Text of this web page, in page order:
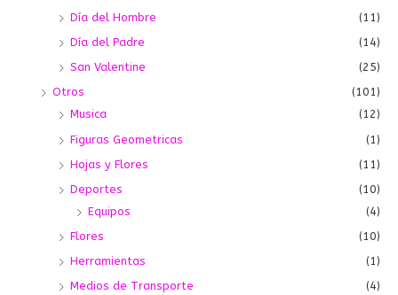
Día del Hombre
(11)
Día del Padre
(14)
San Valentine
(25)
Otros
(101)
Musica
(12)
Figuras Geometricas
(1)
Hojas y Flores
(11)
Deportes
(10)
Equipos
(4)
Flores
(10)
Herramientas
(1)
Medios de Transporte
(4)